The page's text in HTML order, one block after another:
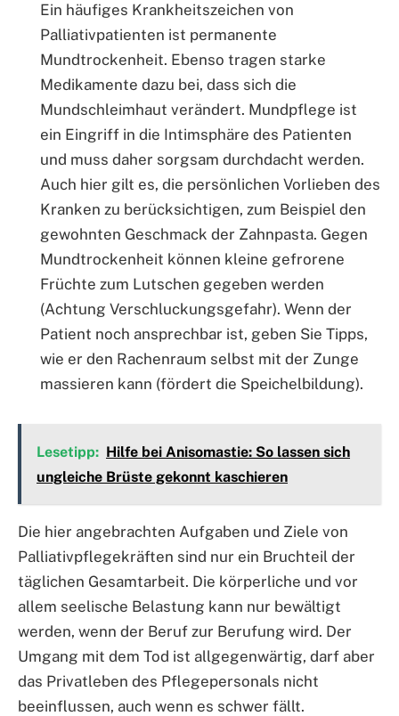
Ein häufiges Krankheitszeichen von
Palliativpatienten ist permanente
Mundtrockenheit. Ebenso tragen starke
Medikamente dazu bei, dass sich die
Mundschleimhaut verändert. Mundpflege ist
ein Eingriff in die Intimsphäre des Patienten
und muss daher sorgsam durchdacht werden.
Auch hier gilt es, die persönlichen Vorlieben des
Kranken zu berücksichtigen, zum Beispiel den
gewohnten Geschmack der Zahnpasta. Gegen
Mundtrockenheit können kleine gefrorene
Früchte zum Lutschen gegeben werden
(Achtung Verschluckungsgefahr). Wenn der
Patient noch ansprechbar ist, geben Sie Tipps,
wie er den Rachenraum selbst mit der Zunge
massieren kann (fördert die Speichelbildung).
Lesetipp: Hilfe bei Anisomastie: So lassen sich
ungleiche Brüste gekonnt kaschieren
Die hier angebrachten Aufgaben und Ziele von
Palliativpflegekräften sind nur ein Bruchteil der
täglichen Gesamtarbeit. Die körperliche und vor
allem seelische Belastung kann nur bewältigt
werden, wenn der Beruf zur Berufung wird. Der
Umgang mit dem Tod ist allgegenwärtig, darf aber
das Privatleben des Pflegepersonals nicht
beeinflussen, auch wenn es schwer fällt.